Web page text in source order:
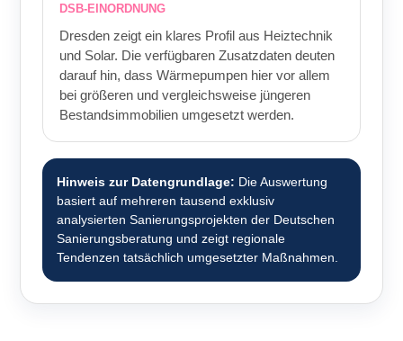
DSB-EINORDNUNG
Dresden zeigt ein klares Profil aus Heiztechnik
und Solar. Die verfügbaren Zusatzdaten deuten
darauf hin, dass Wärmepumpen hier vor allem
bei größeren und vergleichsweise jüngeren
Bestandsimmobilien umgesetzt werden.
Hinweis zur Datengrundlage: Die Auswertung
basiert auf mehreren tausend exklusiv
analysierten Sanierungsprojekten der Deutschen
Sanierungsberatung und zeigt regionale
Tendenzen tatsächlich umgesetzter Maßnahmen.